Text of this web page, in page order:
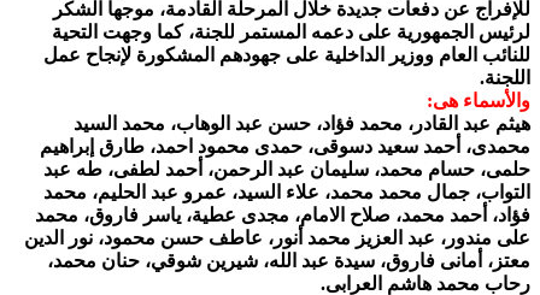
للإفراج عن دفعات جديدة خلال المرحلة القادمة، موجها الشكر
لرئيس الجمهورية على دعمه المستمر للجنة، كما وجهت التحية
للنائب العام ووزير الداخلية على جهودهم المشكورة لإنجاح عمل
اللجنة.
والأسماء هى:
هيثم عبد القادر، محمد فؤاد، حسن عبد الوهاب، محمد السيد
محمدى، أحمد سعيد دسوقى، حمدى محمود احمد، طارق إبراهيم
حلمى، حسام محمد، سليمان عبد الرحمن، أحمد لطفى، طه عبد
التواب، جمال محمد محمد، علاء السيد، عمرو عبد الحليم، محمد
فؤاد، أحمد محمد، صلاح الامام، مجدى عطية، ياسر فاروق، محمد
على مندور، عبد العزيز محمد أنور، عاطف حسن محمود، نور الدين
معتز، أمانى فاروق، سيدة عبد الله، شيرين شوقي، حنان محمد،
رحاب محمد هاشم العرابى.